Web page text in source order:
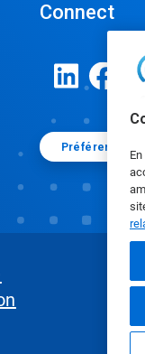
Connect
Préférences